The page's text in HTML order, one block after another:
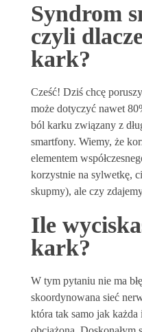
Syndrom
czyli
kark?
Cześć! Dziś chcę
może dotyczyć nawet
ból karku związany z
smartfony. Wiemy, że
elementem
korzystnie na sylwetkę,
skupmy), ale czy
Ile
kark?
W tym pytaniu nie ma
skoordynowana sieć
która tak samo jak każda